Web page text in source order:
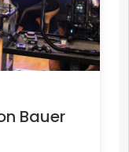
Bauer